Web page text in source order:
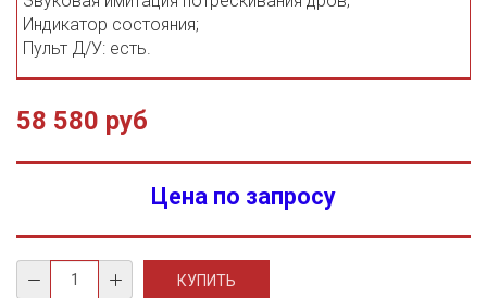
Индикатор состояния;
Пульт Д/У: есть.
58 580 руб
Цена по запросу